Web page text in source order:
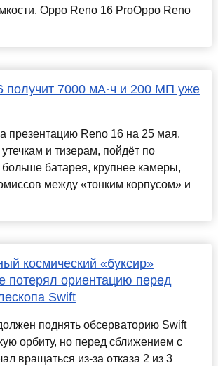
Oppo Reno 16 ProOppo Reno
получит 7000 мА·ч и 200 МП уже
презентацию Reno 16 на 25 мая.
и тизерам, пойдёт по
больше батарея, крупнее камеры,
между «тонким корпусом» и
космический «буксир»
потерял ориентацию перед
Swift
поднять обсерваторию Swift
орбиту, но перед сближением с
вращаться из-за отказа 2 из 3